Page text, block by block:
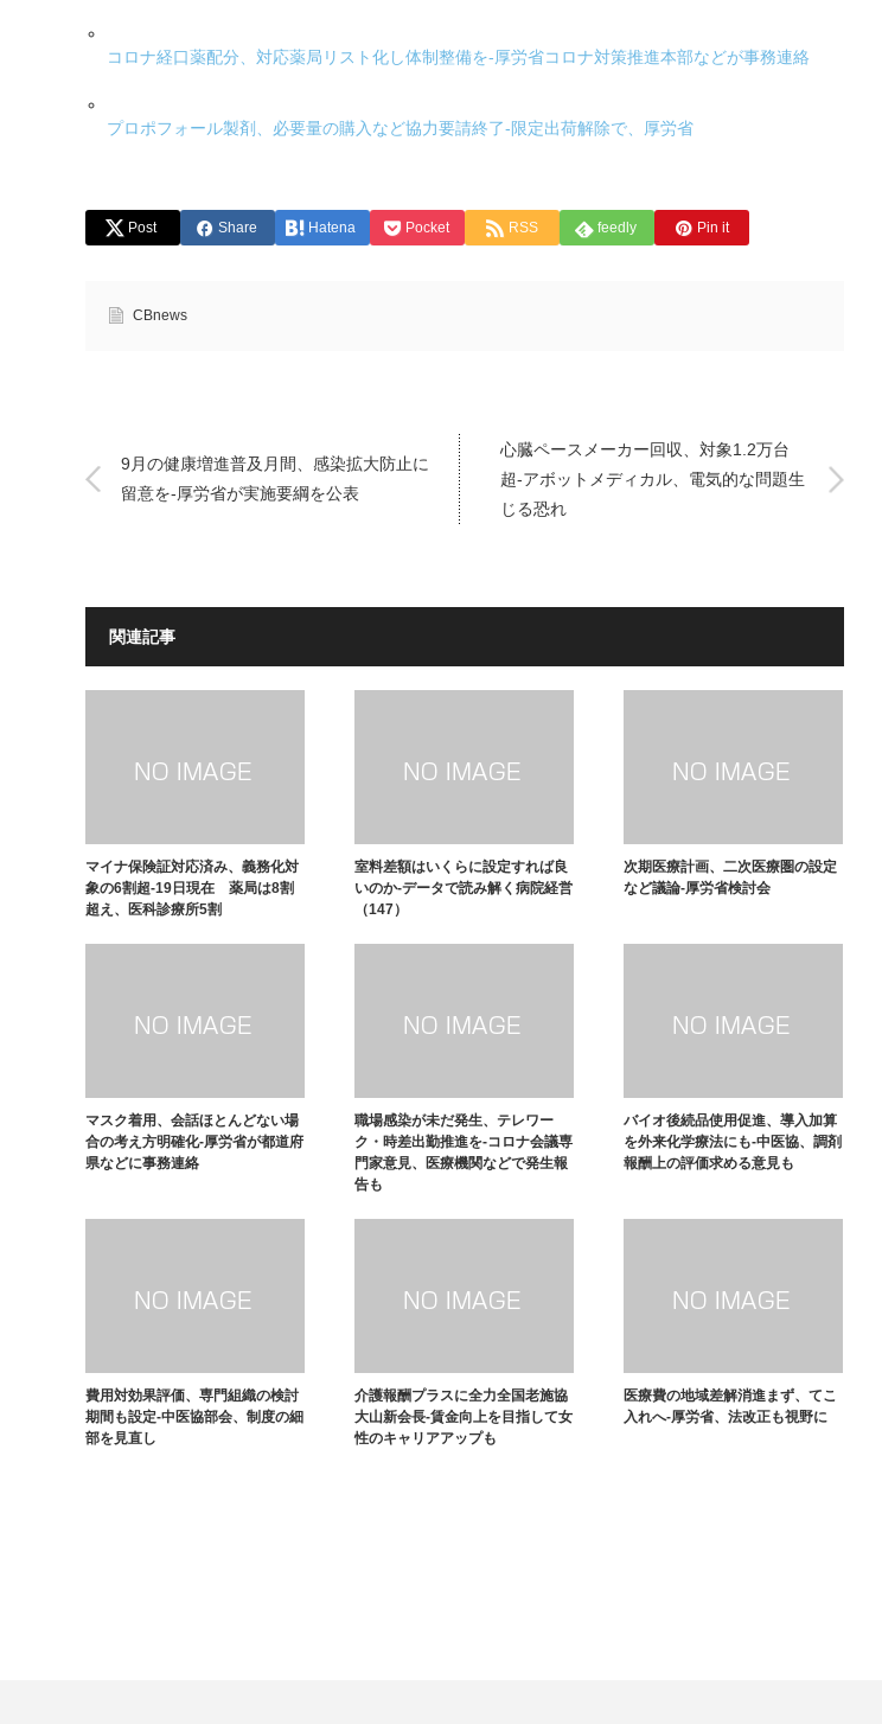
コロナ経口薬配分、対応薬局リスト化し体制整備を-厚労省コロナ対策推進本部などが事務連絡
プロポフォール製剤、必要量の購入など協力要請終了-限定出荷解除で、厚労省
Post Share Hatena Pocket RSS feedly Pin it
CBnews
9月の健康増進普及月間、感染拡大防止に
留意を-厚労省が実施要綱を公表
心臓ペースメーカー回収、対象1.2万台
超-アボットメディカル、電気的な問題生
じる恐れ
関連記事
マイナ保険証対応済み、義務化対
象の6割超-19日現在 薬局は8割
超え、医科診療所5割
室料差額はいくらに設定すれば良
いのか-データで読み解く病院経営
（147）
次期医療計画、二次医療圏の設定
など議論-厚労省検討会
マスク着用、会話ほとんどない場
合の考え方明確化-厚労省が都道府
県などに事務連絡
職場感染が未だ発生、テレワー
ク・時差出勤推進を-コロナ会議専
門家意見、医療機関などで発生報
告も
バイオ後続品使用促進、導入加算
を外来化学療法にも-中医協、調剤
報酬上の評価求める意見も
費用対効果評価、専門組織の検討
期間も設定-中医協部会、制度の細
部を見直し
介護報酬プラスに全力全国老施協
大山新会長-賃金向上を目指して女
性のキャリアアップも
医療費の地域差解消進まず、てこ
入れへ-厚労省、法改正も視野に